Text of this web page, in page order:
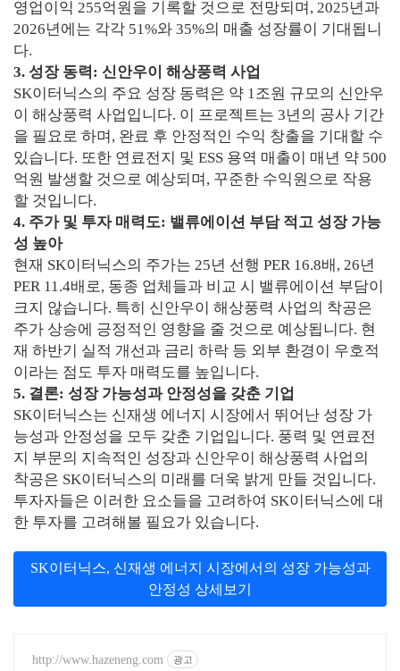
영업이익 255억원을 기록할 것으로 전망되며, 2025년과
2026년에는 각각 51%와 35%의 매출 성장률이 기대됩니
다.
3. 성장 동력: 신안우이 해상풍력 사업
SK이터닉스의 주요 성장 동력은 약 1조원 규모의 신안우
이 해상풍력 사업입니다. 이 프로젝트는 3년의 공사 기간
을 필요로 하며, 완료 후 안정적인 수익 창출을 기대할 수
있습니다. 또한 연료전지 및 ESS 용역 매출이 매년 약 500
억원 발생할 것으로 예상되며, 꾸준한 수익원으로 작용
할 것입니다.
4. 주가 및 투자 매력도: 밸류에이션 부담 적고 성장 가능
성 높아
현재 SK이터닉스의 주가는 25년 선행 PER 16.8배, 26년
PER 11.4배로, 동종 업체들과 비교 시 밸류에이션 부담이
크지 않습니다. 특히 신안우이 해상풍력 사업의 착공은
주가 상승에 긍정적인 영향을 줄 것으로 예상됩니다. 현
재 하반기 실적 개선과 금리 하락 등 외부 환경이 우호적
이라는 점도 투자 매력도를 높입니다.
5. 결론: 성장 가능성과 안정성을 갖춘 기업
SK이터닉스는 신재생 에너지 시장에서 뛰어난 성장 가
능성과 안정성을 모두 갖춘 기업입니다. 풍력 및 연료전
지 부문의 지속적인 성장과 신안우이 해상풍력 사업의
착공은 SK이터닉스의 미래를 더욱 밝게 만들 것입니다.
투자자들은 이러한 요소들을 고려하여 SK이터닉스에 대
한 투자를 고려해볼 필요가 있습니다.
SK이터닉스, 신재생 에너지 시장에서의 성장 가능성과
안정성 상세보기
http://www.hazeneng.com 광고